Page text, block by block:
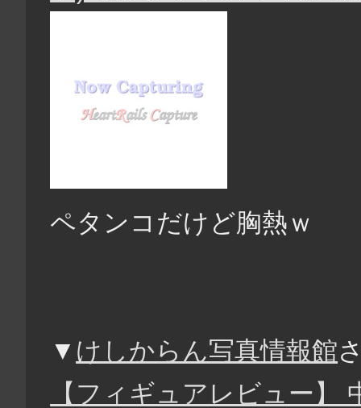
ペタンコだけど胸熱ｗ
▼ けしからん写真情報館
【フィギュアレビュー】